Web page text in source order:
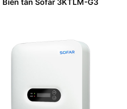
Biến tần Sofar 3KTLM-G3